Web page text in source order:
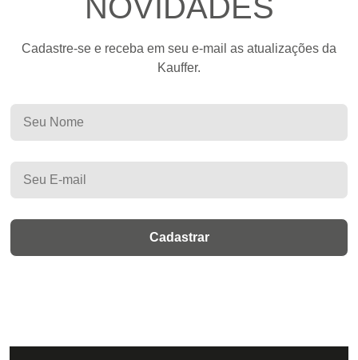
NOVIDADES
Cadastre-se e receba em seu e-mail as atualizações da
Kauffer.